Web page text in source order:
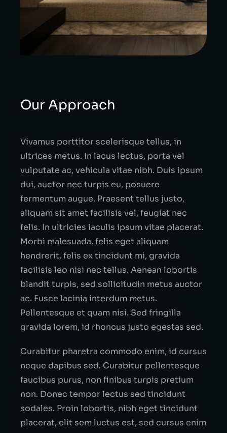
Our Approach
Vivamus porttitor scelerisque tellus, in
ultrices metus. In lacus lectus, porta vel
vulputate ac, vehicula vitae nibh. Duis ipsum
dui, auctor nec turpis eu, posuere
fermentum augue. Praesent tellus justo,
aliquam sit amet facilisis vel, feugiat nec
felis. In ultricies iaculis ipsum vitae placerat.
Morbi malesuada, felis eget aliquam
hendrerit, felis ex tincidunt mi, gravida
facilisis leo nisi nec tellus. Aenean lobortis
blandit turpis, sed sollicitudin metus auctor
ac. Fusce lacinia interdum metus.
Pellentesque et quam nisi. Sed fringilla
gravida lorem, id rhoncus justo egestas sed.
Curabitur pharetra commodo enim, id cursus
neque dapibus sed. Curabitur pellentesque
faucibus purus, non finibus turpis pretium
non. Donec tempor lectus sed tincidunt
sodales. Proin lobortis, nibh eget tincidunt
placerat, elit sem luctus est, sed cursus enim